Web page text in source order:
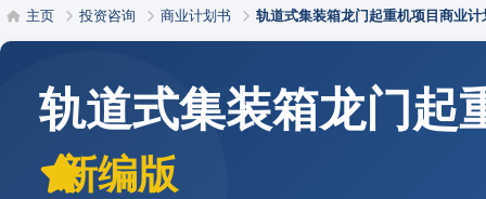
主页 投资咨询 商业计划书 轨道式集装箱龙门起重机项目商业计
轨道式集装箱龙门起
新编版